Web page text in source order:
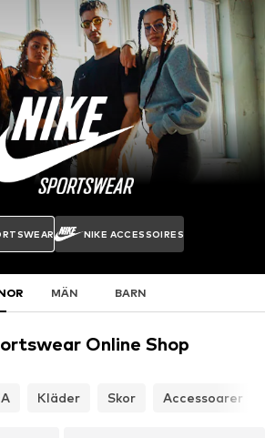
NIKE ACCESSOIRES
MÄN BARN
Online Shop
Kläder Skor Accessoarer